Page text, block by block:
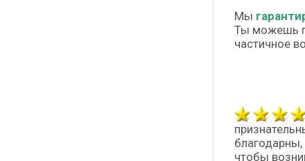
Мы
Ты можешь
частичное
чтобы